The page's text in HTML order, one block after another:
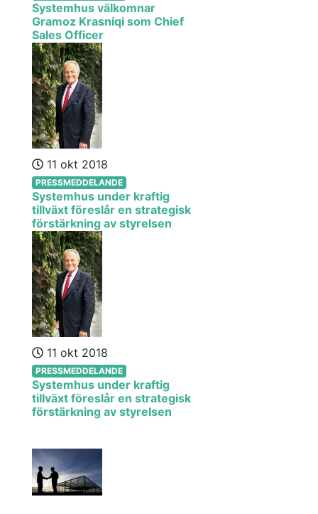
Systemhus välkomnar
Gramoz Krasniqi som Chief
Sales Officer
11 okt 2018
PRESSMEDDELANDE
Systemhus under kraftig
tillväxt föreslår en strategisk
förstärkning av styrelsen
11 okt 2018
PRESSMEDDELANDE
Systemhus under kraftig
tillväxt föreslår en strategisk
förstärkning av styrelsen